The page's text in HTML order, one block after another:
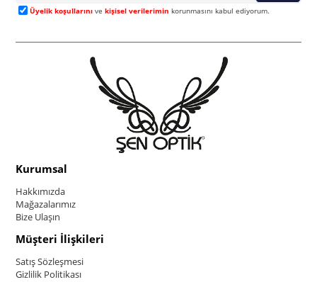
Üyelik koşullarını vekişisel verilerimin korunmasını kabul ediyorum.
Kurumsal
Hakkımızda
Mağazalarımız
Bize Ulaşın
Müşteri İlişkileri
Satış Sözleşmesi
Gizlilik Politikası